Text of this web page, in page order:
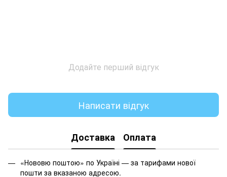
Додайте перший відгук
Написати відгук
Доставка Оплата
«Нововю поштою» по Україні — за тарифами нової
пошти за вказаною адресою.